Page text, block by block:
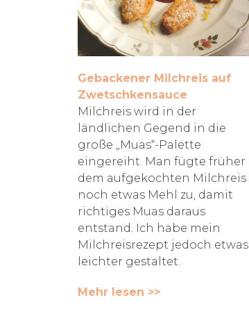
Gebackener Milchreis auf
Zwetschkensauce
Milchreis wird in der
ländlichen Gegend in die
große „Muas“-Palette
eingereiht. Man fügte früher
dem aufgekochten Milchreis
noch etwas Mehl zu, damit
richtiges Muas daraus
entstand. Ich habe mein
Milchreisrezept jedoch etwas
leichter gestaltet.
Mehr lesen >>